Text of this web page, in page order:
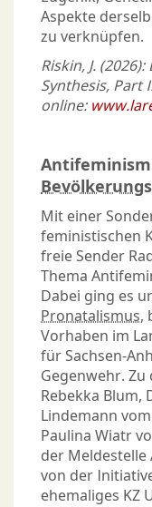
Aspekte
zu verknüpfen.
Riskin, J.
Synthesis, Part
online:
Mit einer
feministischen
freie Sender
Thema
Dabei ging es
Pronatalismus,
Vorhaben im
für Sachsen-
Gegenwehr. Zu
Rebekka Blum,
Lindemann
Paulina Wiatr
der Meldestelle
von der
ehemaliges KZ